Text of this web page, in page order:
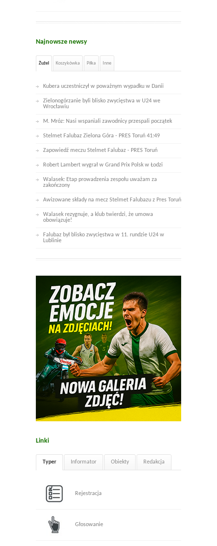
Najnowsze newsy
Żużel Koszykówka Piłka Inne
Kubera uczestniczył w poważnym wypadku w Danii
Zielonogórzanie byli blisko zwycięstwa w U24 we
Wrocławiu
M. Mróz: Nasi wspaniali zawodnicy przespali początek
Stelmet Falubaz Zielona Góra - PRES Toruń 41:49
Zapowiedź meczu Stelmet Falubaz - PRES Toruń
Robert Lambert wygrał w Grand Prix Polsk w Łodzi
Walasek: Etap prowadzenia zespołu uważam za
zakończony
Awizowane składy na mecz Stelmet Falubazu z Pres Toruń
Walasek rezygnuje, a klub twierdzi, że umowa
obowiązuje!
Falubaz był blisko zwycięstwa w 11. rundzie U24 w
Lublinie
Linki
Typer Informator Obiekty Redakcja
Rejestracja
Głosowanie